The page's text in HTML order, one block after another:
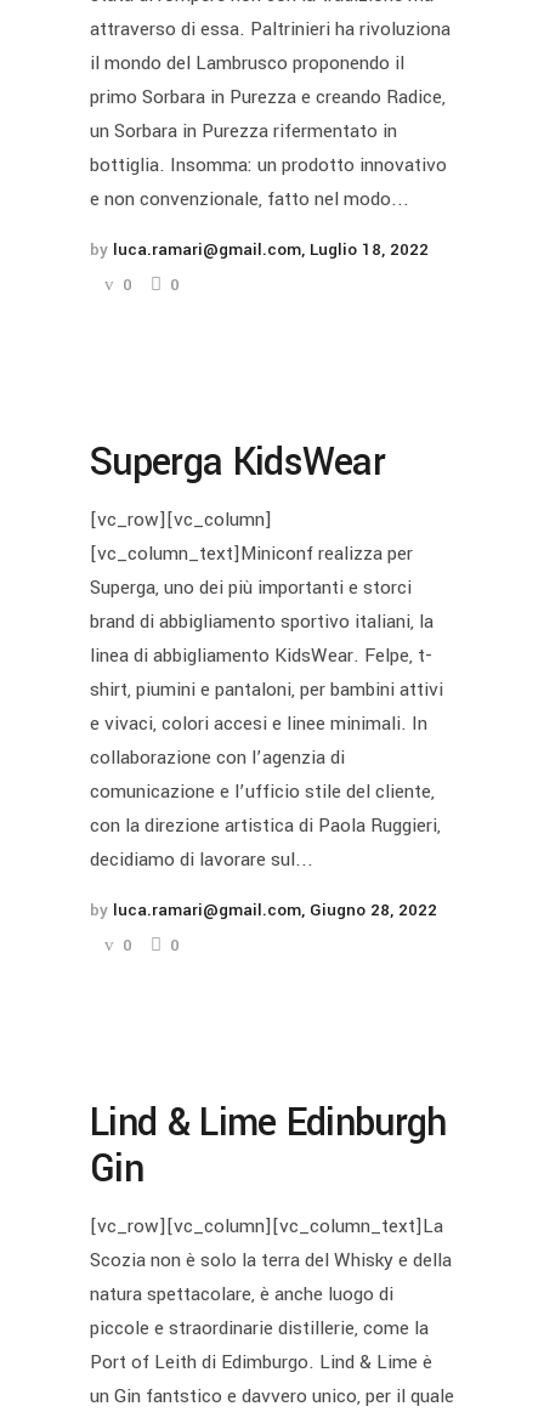
attraverso di essa. Paltrinieri ha rivoluziona
il mondo del Lambrusco proponendo il
primo Sorbara in Purezza e creando Radice,
un Sorbara in Purezza rifermentato in
bottiglia. Insomma: un prodotto innovativo
e non convenzionale, fatto nel modo...
by luca.ramari@gmail.com Luglio 18, 2022
0
0
Superga KidsWear
[vc_row][vc_column]
[vc_column_text]Miniconf realizza per
Superga, uno dei più importanti e storci
brand di abbigliamento sportivo italiani, la
linea di abbigliamento KidsWear. Felpe, t-
shirt, piumini e pantaloni, per bambini attivi
e vivaci, colori accesi e linee minimali. In
collaborazione con l’agenzia di
comunicazione e l’ufficio stile del cliente,
con la direzione artistica di Paola Ruggieri,
decidiamo di lavorare sul...
by luca.ramari@gmail.com Giugno 28, 2022
0
0
Lind & Lime Edinburgh
Gin
[vc_row][vc_column][vc_column_text]La
Scozia non è solo la terra del Whisky e della
natura spettacolare, è anche luogo di
piccole e straordinarie distillerie, come la
Port of Leith di Edimburgo. Lind & Lime è
un Gin fantstico e davvero unico, per il quale